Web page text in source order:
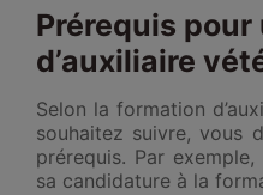
Prérequis
d’auxiliaire
Selon la formation
souhaitez suivre, vous
prérequis. Par
sa candidature à la